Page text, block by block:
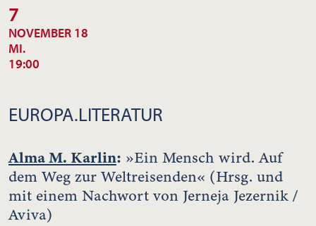
7
NOVEMBER 18
MI.
19:00
EUROPA.LITERATUR
Alma M. Karlin: »Ein Mensch wird. Auf
dem Weg zur Weltreisenden« (Hrsg. und
mit einem Nachwort von Jerneja Jezernik /
Aviva)